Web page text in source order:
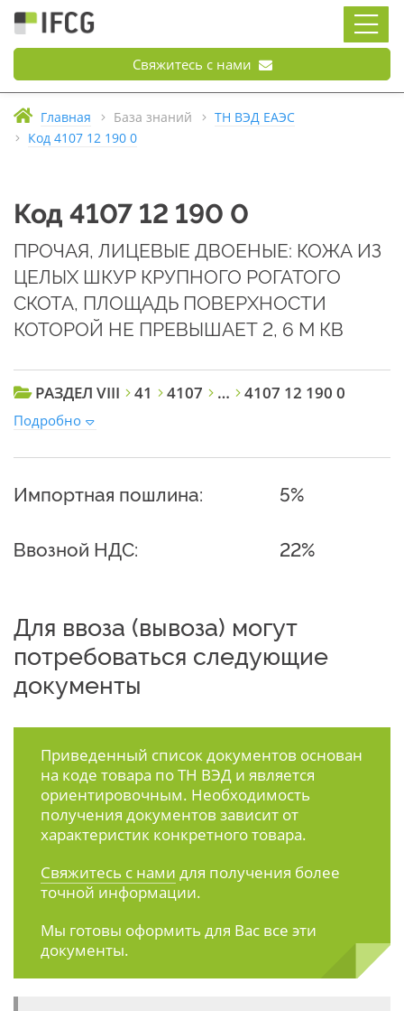
Свяжитесь с нами
Главная База знаний
ТН ВЭД ЕАЭС
Код 4107 12 190 0
Код 4107 12 190 0
ПРОЧАЯ, ЛИЦЕВЫЕ ДВОЕНЫЕ: КОЖА ИЗ
ЦЕЛЫХ ШКУР КРУПНОГО РОГАТОГО
СКОТА, ПЛОЩАДЬ ПОВЕРХНОСТИ
КОТОРОЙ НЕ ПРЕВЫШАЕТ 2, 6 М КВ
РАЗДЕЛ VIII 41 4107 … 4107 12 190 0
Подробно
Импортная пошлина: 5%
Ввозной НДС: 22%
Для ввоза (вывоза) могут
потребоваться следующие
документы
Приведенный список документов основан
на коде товара по ТН ВЭД и является
ориентировочным. Необходимость
получения документов зависит от
характеристик конкретного товара.
Свяжитесь с нами для получения более
точной информации.
Мы готовы оформить для Вас все эти
документы.